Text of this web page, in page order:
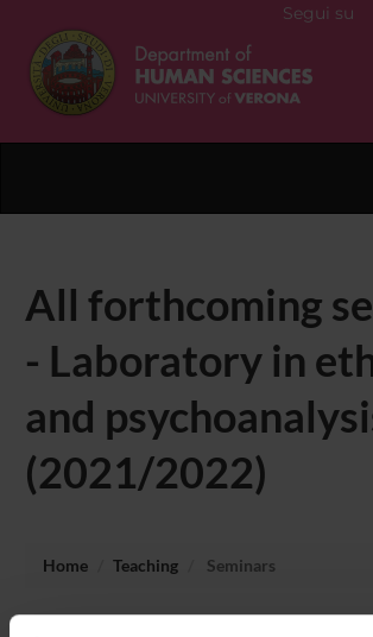
Segui su
All forthcoming
- Laboratory in
and
(2021/2022)
Home Teaching Seminars